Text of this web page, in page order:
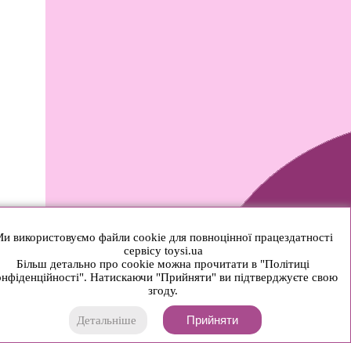
використовуємо файли cookie для повноцінної працездатності
сервісу toysi.ua
Більш детально про cookie можна прочитати в "Політиці
Натискаючи "Прийняти" ви підтверджуєте свою
згоду.
Детальніше Прийняти